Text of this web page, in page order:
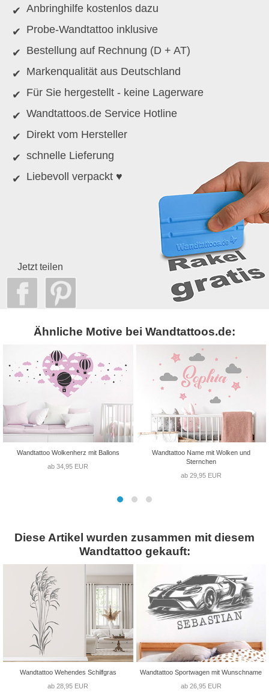
Anbringhilfe kostenlos dazu
Probe-Wandtattoo inklusive
Bestellung auf Rechnung (D + AT)
Markenqualität aus Deutschland
Für Sie hergestellt - keine Lagerware
Wandtattoos.de Service Hotline
Direkt vom Hersteller
schnelle Lieferung
Liebevoll verpackt ♥
Jetzt teilen
Ähnliche Motive bei Wandtattoos.de:
Wandtattoo Wolkenherz mit Ballons
ab 34,95 EUR
Wandtattoo Name mit Wolken und
Sternchen
ab 29,95 EUR
Diese Artikel wurden zusammen mit diesem
Wandtattoo gekauft:
Wandtattoo Wehendes Schilfgras
ab 28,95 EUR
Wandtattoo Sportwagen mit Wunschname
ab 26,95 EUR